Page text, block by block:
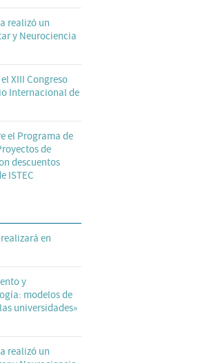
realizó un
y Neurociencia
XIII Congreso
Internacional de
el Programa de
de
descuentos
ISTEC
realizará en
y
modelos de
universidades»
realizó un